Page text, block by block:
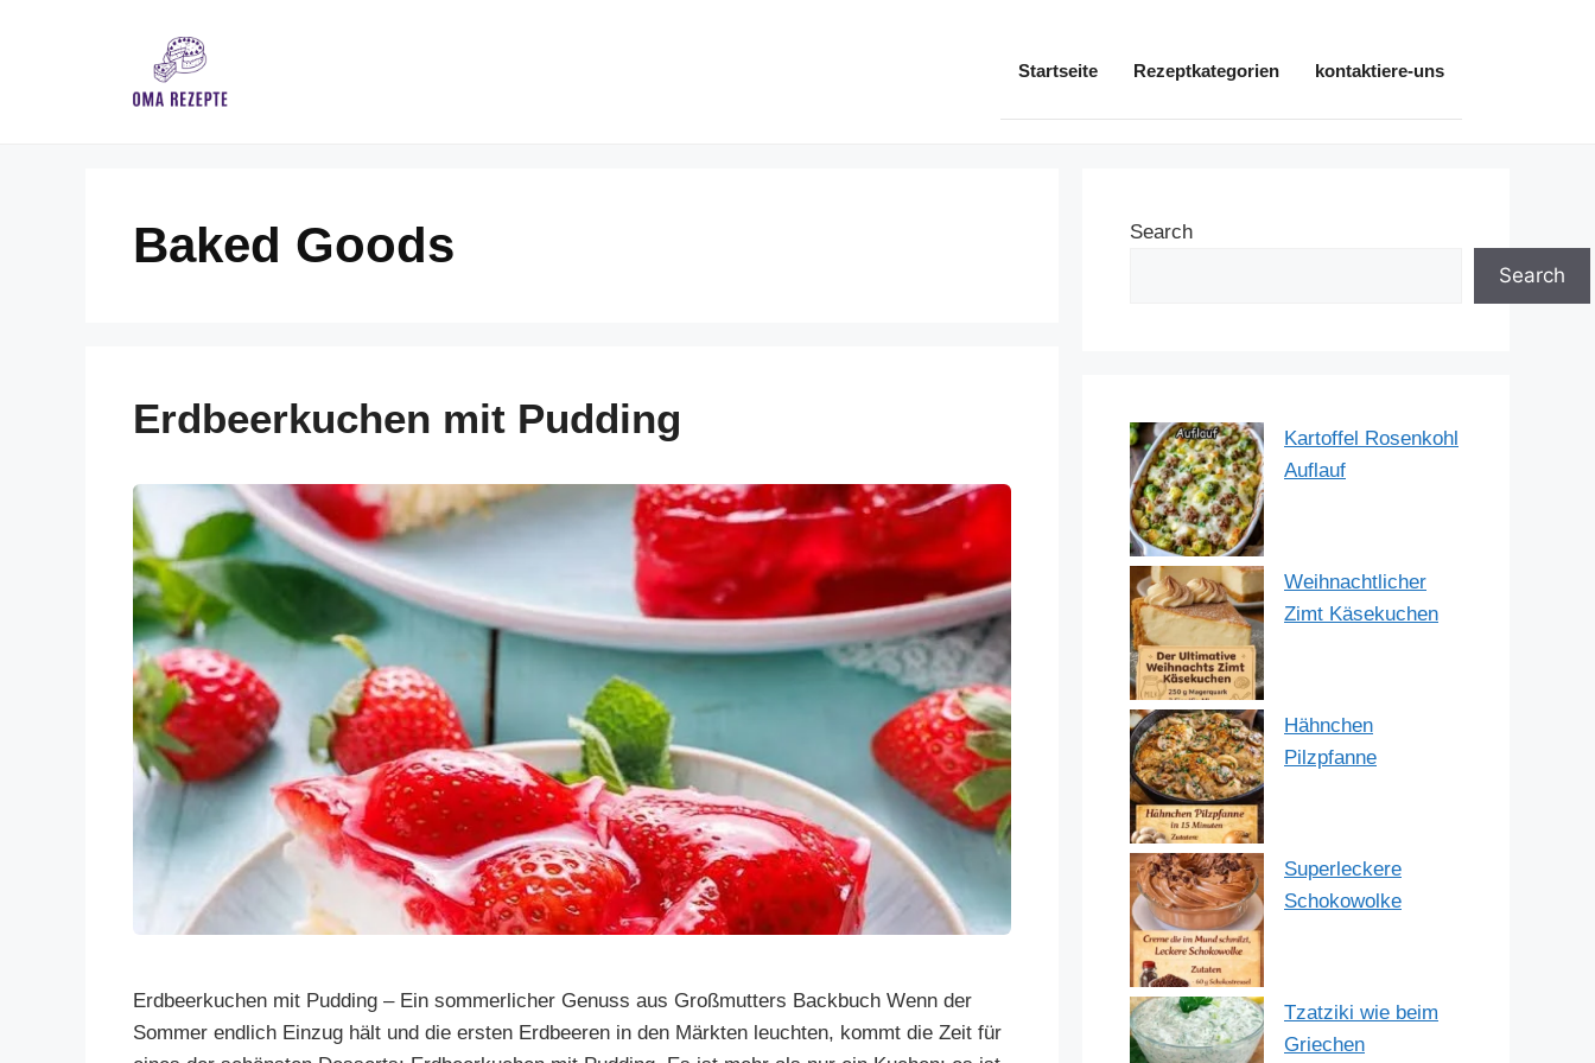
Startseite Rezeptkategorien kontaktiere-uns
Baked Goods
Erdbeerkuchen mit Pudding
Erdbeerkuchen mit Pudding – Ein sommerlicher Genuss aus Großmutters Backbuch Wenn der
Sommer endlich Einzug hält und die ersten Erdbeeren in den Märkten leuchten, kommt die Zeit für
Search
Search
Kartoffel Rosenkohl
Auflauf
Weihnachtlicher
Zimt Käsekuchen
Hähnchen
Pilzpfanne
Superleckere
Schokowolke
Tzatziki wie beim
Griechen